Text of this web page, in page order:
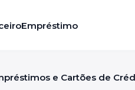
Empréstimo
e Cartões de